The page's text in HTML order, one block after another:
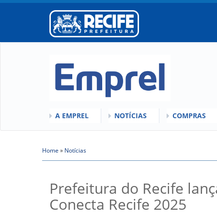
A EMPREL
VÍDEOS
LOCALIZAÇÃO
GESTORES
NOTÍCIAS COMPRAS
Você está aqui
Home » Notícias
Prefeitura do Recife
Conecta Recife 2025